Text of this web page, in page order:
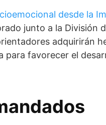
desde la
junto a la División
adquirirán
para favorecer el